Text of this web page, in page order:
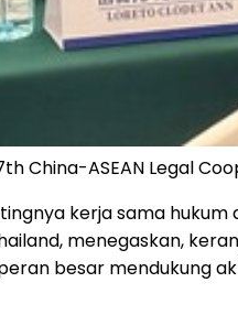
China-ASEAN Legal
kerja sama
menegaskan,
besar mendukung